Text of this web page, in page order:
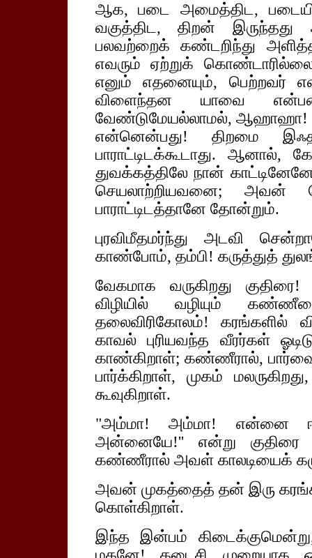
ஆக, படை அமைத்திட,
வகுத்திட, திறன் இருந்தது
பலவற்றைக் கண்டறிந்து
எவரும் ஏற்றுக்
எனும் எதனையும், பெற்றவர்
விளைந்தன யாவை
வேண்டுமேயல்லாமல், ஆஹாஹா!
என்னென்பது! திறமை
பாராட்டிடக்கூடாது. ஆனால்,
துவக்கத்திலே நான்
செயலாற்றியவனை; அவன்
பாராட்டிடத்தானே தோன்றும்.
புரவிமீதமர்ந்து அடவி
காண்போம், தம்பி! கருத்துத்
வேகமாக வருகிறது
விழியில் வழியும்
தலைவிரிகோலம்! கரங்களில்
காவல் புரியவந்த வீரர்கள்
காண்கிறாள்; கண்ணீரால், பார்வை
பார்க்கிறாள், முகம்
கூவுகிறாள்.
"அம்மா! அம்மா! என்னை
அன்னையே!'' என்று குதிரை
கண்ணீரால் அவள் காலடியைக்
அவன் முகத்தைத் தன் இரு
கொள்கிறாள்.
இந்த இன்பம்